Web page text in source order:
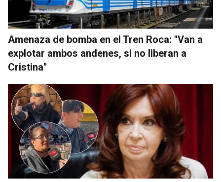
Amenaza de bomba en el Tren Roca: "Van a
explotar ambos andenes, si no liberan a
Cristina"